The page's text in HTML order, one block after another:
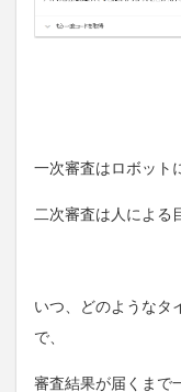
一次審査はロボット
二次審査は人による
いつ、どのようなタ
で、
審査結果が届くまで